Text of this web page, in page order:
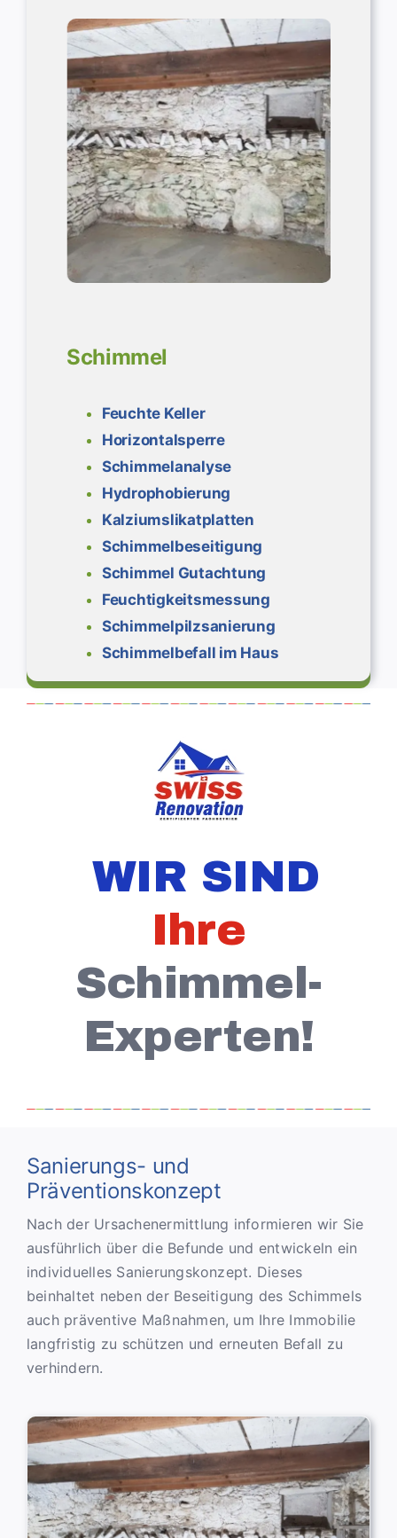
Schimmel
Feuchte Keller
Horizontalsperre
Schimmelanalyse
Hydrophobierung
Kalziumslikatplatten
Schimmelbeseitigung
Schimmel Gutachtung
Feuchtigkeitsmessung
Schimmelpilzsanierung
Schimmelbefall im Haus
Schimmelbeseitigung
WIR SIND
Ihre
Schimmel-
Experten!
Sanierungs- und
Präventionskonzept
Nach der Ursachenermittlung informieren wir Sie
ausführlich über die Befunde und entwickeln ein
individuelles Sanierungskonzept. Dieses
beinhaltet neben der Beseitigung des Schimmels
auch präventive Maßnahmen, um Ihre Immobilie
langfristig zu schützen und erneuten Befall zu
verhindern.